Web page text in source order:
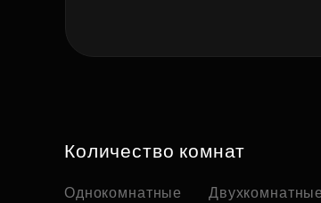
Количество комнат
Однокомнатные Двухкомнатные